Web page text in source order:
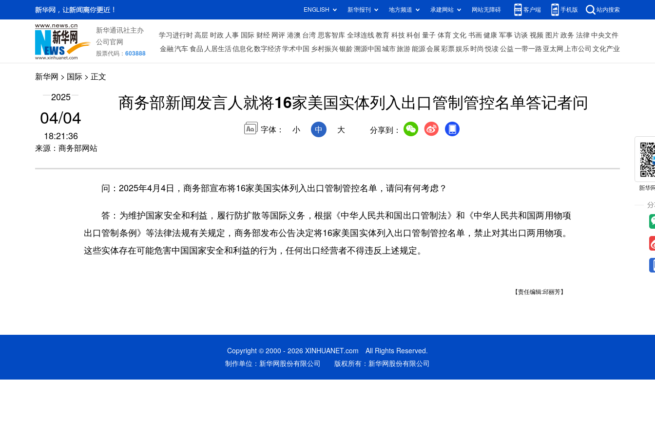
ENGLISH 新华报刊 地方频道 承建网站 网站无障碍 客户端 手机版 站内搜索
新华通讯社主办
公司官网
股票代码： 603888
学习进行时 高层 时政 人事 国际 财经 网评 港澳 台湾 思客智库 全球连线 教育 科技 科创 量子 体育 文化 书画 健康 军事 访谈 视频 图片 政务 法律 中央文件
金融 汽车 食品 人居生活信息化数字经济学术中国 乡村振兴银龄溯源中国 城市旅游 能源 会展 彩票娱乐 时尚 悦读 公益 一带一路 亚太网 上市公司 文化产业
新华网 > 国际 > 正文
2025
04/04
18:21:36
来源：商务部网站
商务部新闻发言人就将16家美国实体列入出口管制管控名单答记者问
字体： 小 中 大 分享到：
问：2025年4月4日，商务部宣布将16家美国实体列入出口管制管控名单，请问有何考虑？
答：为维护国家安全和利益，履行防扩散等国际义务，根据《中华人民共和国出口管制法》和《中华人民共和国两用物项
出口管制条例》等法律法规有关规定，商务部发布公告决定将16家美国实体列入出口管制管控名单，禁止对其出口两用物项。
这些实体存在可能危害中国国家安全和利益的行为，任何出口经营者不得违反上述规定。
【责任编辑:邱丽芳】
Copyright © 2000 - 2026 XINHUANET.com All Rights Reserved.
制作单位：新华网股份有限公司 版权所有：新华网股份有限公司